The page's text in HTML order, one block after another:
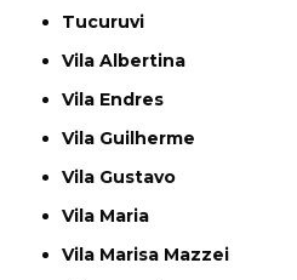
Tucuruvi
Vila Albertina
Vila Endres
Vila Guilherme
Vila Gustavo
Vila Maria
Vila Marisa Mazzei